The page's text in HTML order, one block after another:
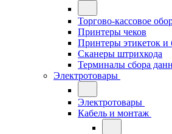
Торгово-кассовое
Принтеры чеков
Принтеры этикеток и
Сканеры штрихкода
Терминалы сбора
Электротовары
Электротовары
Кабель и монтаж